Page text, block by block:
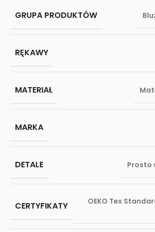
GRUPA PRODUKTÓW
RĘKAWY
MATERIAŁ
MARKA
DETALE Prosto
CERTYFIKATY OEKO Tex